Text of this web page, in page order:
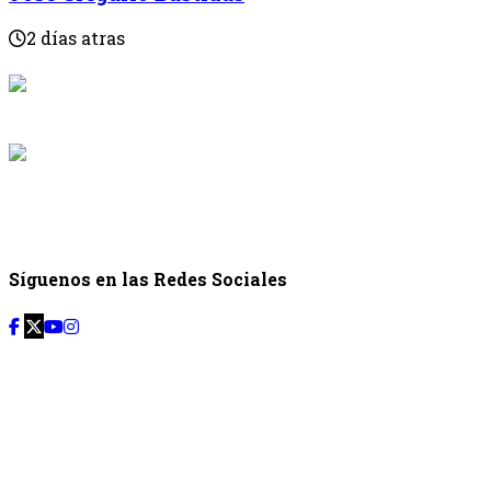
2 días atras
Síguenos en las Redes Sociales